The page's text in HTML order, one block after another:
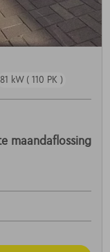
81 kW ( 110 PK )
maandaflossing